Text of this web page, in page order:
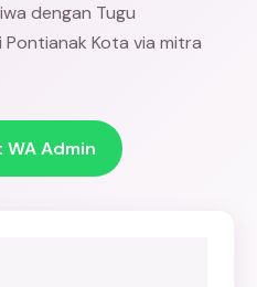
dengan Tugu
Pontianak Kota via mitra
WA Admin